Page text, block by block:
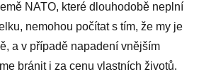
NATO, které dlouhodobě neplní
nemohou počítat s tím, že my je
a v případě napadení vnějším
bránit i za cenu vlastních životů.